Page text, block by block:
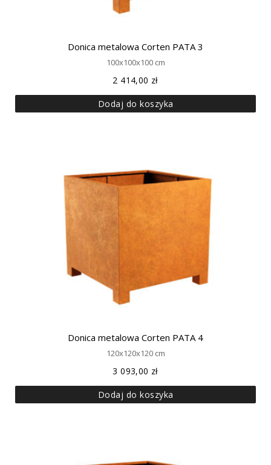
Donica metalowa Corten PATA 3
100x100x100 cm
2 414,00 zł
Dodaj do koszyka
Donica metalowa Corten PATA 4
120x120x120 cm
3 093,00 zł
Dodaj do koszyka